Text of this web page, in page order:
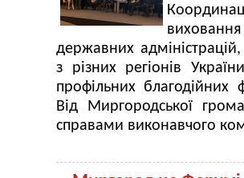
державних
з різних регіонів
профільних благодійних
Від Миргородської
справами виконавчого